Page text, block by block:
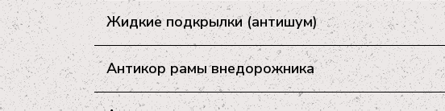
Жидкие подкрылки (антишум)
Антикор рамы внедорожника